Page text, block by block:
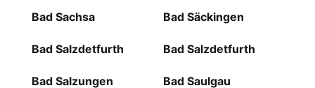
Bad Sachsa Bad Säckingen
Bad Salzdetfurth Bad Salzdetfurth
Bad Salzungen Bad Saulgau